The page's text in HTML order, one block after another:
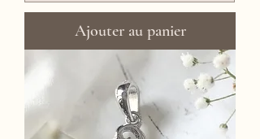
Ajouter au panier